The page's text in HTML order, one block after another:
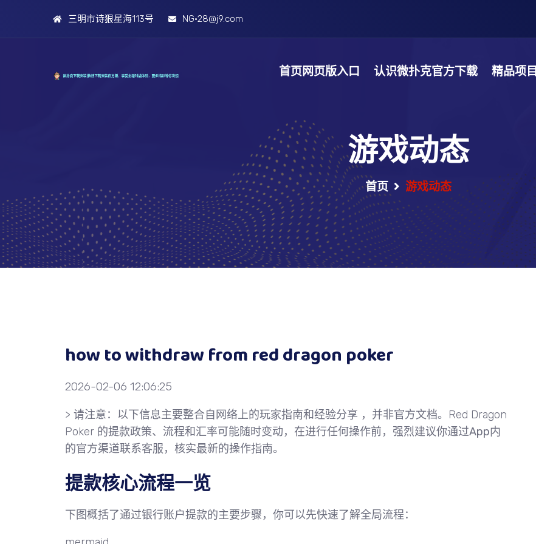
三明市诗狠星海113号 NG·28@j9.com
首页网页版入口 认识微扑克官方下载 精品项目
游戏动态
首页 游戏动态
how to withdraw from red dragon poker
2026-02-06 12:06:25
> 请注意：以下信息主要整合自网络上的玩家指南和经验分享 ，并非官方文档。Red Dragon
Poker 的提款政策、流程和汇率可能随时变动，在进行任何操作前， 强烈建议你通过App内
的官方渠道联系客服，核实最新的操作指南。
提款核心流程一览
下图概括了通过银行账户提款的主要步骤，你可以先快速了解全局流程：